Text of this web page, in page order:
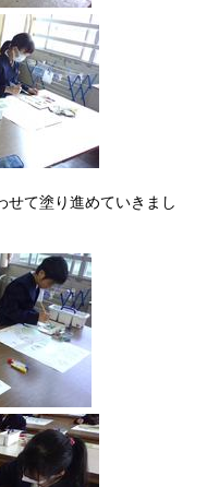
せて塗り進めていきまし